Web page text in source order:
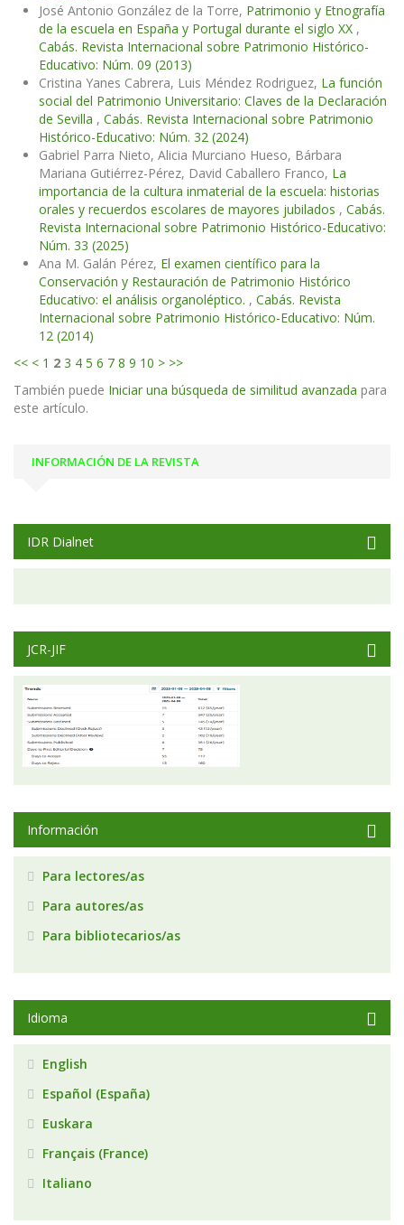
José Antonio González de la Torre, Patrimonio y Etnografía
de la escuela en España y Portugal durante el siglo XX ,
Cabás. Revista Internacional sobre Patrimonio Histórico-
Educativo: Núm. 09 (2013)
Cristina Yanes Cabrera, Luis Méndez Rodriguez, La función
social del Patrimonio Universitario: Claves de la Declaración
de Sevilla , Cabás. Revista Internacional sobre Patrimonio
Histórico-Educativo: Núm. 32 (2024)
Gabriel Parra Nieto, Alicia Murciano Hueso, Bárbara
Mariana Gutiérrez-Pérez, David Caballero Franco, La
importancia de la cultura inmaterial de la escuela: historias
orales y recuerdos escolares de mayores jubilados , Cabás.
Revista Internacional sobre Patrimonio Histórico-Educativo:
Núm. 33 (2025)
Ana M. Galán Pérez, El examen científico para la
Conservación y Restauración de Patrimonio Histórico
Educativo: el análisis organoléptico. , Cabás. Revista
Internacional sobre Patrimonio Histórico-Educativo: Núm.
12 (2014)
<< < 1 2 3 4 5 6 7 8 9 10 > >>
También puede Iniciar una búsqueda de similitud avanzada para
este artículo.
INFORMACIÓN DE LA REVISTA
IDR Dialnet
JCR-JIF
Información
Para lectores/as
Para autores/as
Para bibliotecarios/as
Idioma
English
Español (España)
Euskara
Français (France)
Italiano